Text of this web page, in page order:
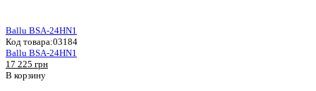
Ballu BSA-24HN1
Код товара:03184
Ballu BSA-24HN1
17 225 грн
В корзину